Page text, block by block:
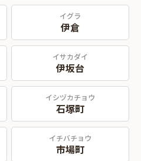
イグラ
伊倉
イサカダイ
伊坂台
イシヅカチョウ
石塚町
イチバチョウ
市場町